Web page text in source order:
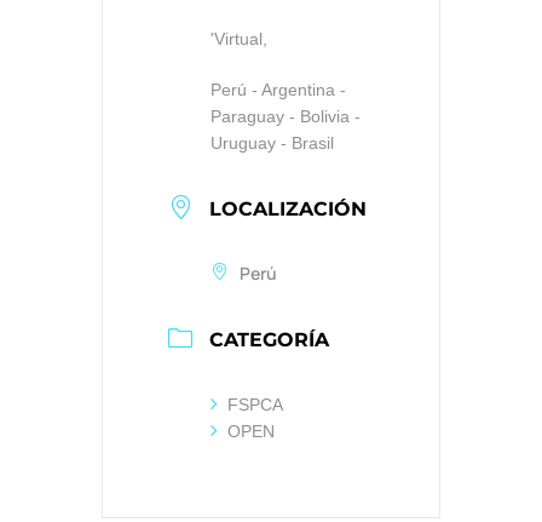
'Virtual,
Perú - Argentina -
Paraguay - Bolivia -
Uruguay - Brasil
LOCALIZACIÓN
Perú
CATEGORÍA
FSPCA
OPEN